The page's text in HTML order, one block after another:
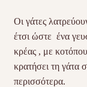
Οι γάτες
έτσι ώστε ένα
κρέας , με
κρατήσει τη γάτα
περισσότερα.